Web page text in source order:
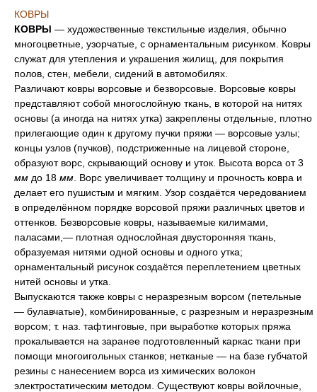
КОВРЫ
КОВРЫ — художественные текстильные изделия, обычно
многоцветные, узорчатые, с орнаментальным рисунком. Ковры
служат для утепления и украшения жилищ, для покрытия
полов, стен, мебели, сидений в автомобилях.
Различают ковры ворсовые и безворсовые. Ворсовые ковры
представляют собой многослойную ткань, в которой на нитях
основы (а иногда на нитях утка) закреплены отдельные, плотно
прилегающие один к другому пучки пряжи — ворсовые узлы;
концы узлов (пучков), подстриженные на лицевой стороне,
образуют ворс, скрывающий основу и уток. Высота ворса от 3
мм до 18 мм . Ворс увеличивает толщину и прочность ковра и
делает его пушистым и мягким. Узор создаётся чередованием
в определённом порядке ворсовой пряжи различных цветов и
оттенков. Безворсовые ковры, называемые килимами,
паласами,— плотная однослойная двусторонняя ткань,
образуемая нитями одной основы и одного утка;
орнаментальный рисунок создаётся переплетением цветных
нитей основы и утка.
Выпускаются также ковры с неразрезным ворсом (петельные
— булавчатые), комбинированные, с разрезным и неразрезным
ворсом; т. наз. тафтинговые, при выработке которых пряжа
прокалывается на заранее подготовленный каркас ткани при
помощи многоигольных станков; нетканые — на базе губчатой
резины с нанесением ворса из химических волокон
электростатическим методом. Существуют ковры войлочные,